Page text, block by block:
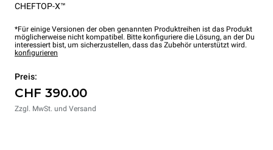
CHEFTOP-X™
*Für einige Versionen der oben genannten Produktreihen ist das Produkt
möglicherweise nicht kompatibel. Bitte konfiguriere die Lösung, an der Du
interessiert bist, um sicherzustellen, dass das Zubehör unterstützt wird.
konfigurieren
Preis:
CHF 390.00
Zzgl. MwSt. und Versand